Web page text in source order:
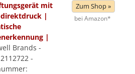
mit
|
|
Brands -
-
Zum Shop »
bei Amazon*